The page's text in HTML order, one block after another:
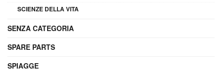
SCIENZE DELLA VITA
SENZA CATEGORIA
SPARE PARTS
SPIAGGE